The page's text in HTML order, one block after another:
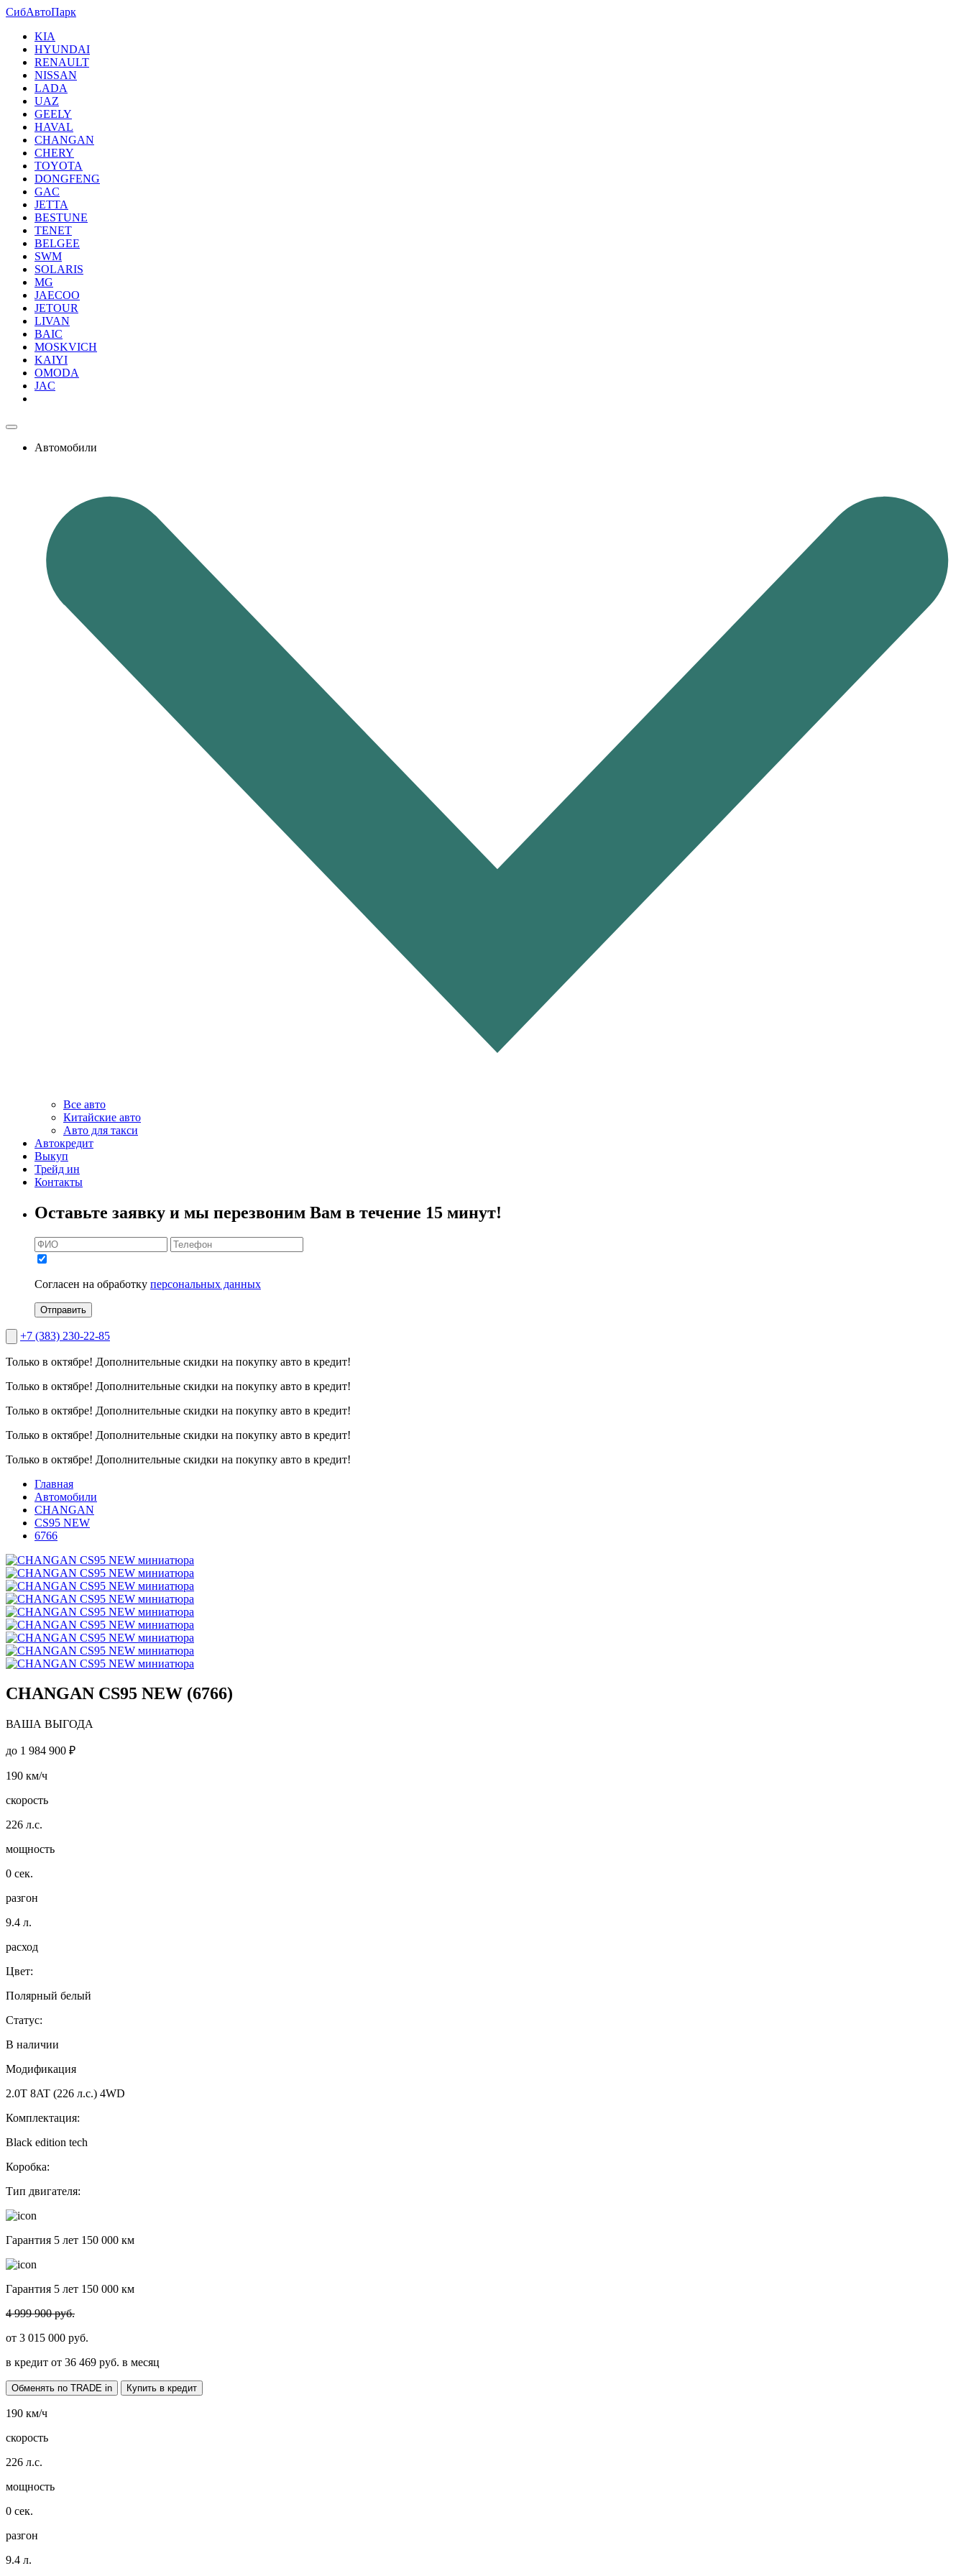
СибАвтоПарк
KIA
HYUNDAI
RENAULT
NISSAN
LADA
UAZ
GEELY
HAVAL
CHANGAN
CHERY
TOYOTA
DONGFENG
GAC
JETTA
BESTUNE
TENET
BELGEE
SWM
SOLARIS
MG
JAECOO
JETOUR
LIVAN
BAIC
MOSKVICH
KAIYI
OMODA
JAC
Автомобили
Все авто
Китайские авто
Авто для такси
Автокредит
Выкуп
Трейд ин
Контакты
Оставьте заявку и мы перезвоним Вам в течение 15 минут!
Согласен на обработку персональных данных
Отправить
+7 (383) 230-22-85
Только в октябре! Дополнительные скидки на покупку авто в кредит!
Только в октябре! Дополнительные скидки на покупку авто в кредит!
Только в октябре! Дополнительные скидки на покупку авто в кредит!
Только в октябре! Дополнительные скидки на покупку авто в кредит!
Только в октябре! Дополнительные скидки на покупку авто в кредит!
Главная
Автомобили
CHANGAN
CS95 NEW
6766
CHANGAN CS95 NEW (6766)
ВАША ВЫГОДА
до 1 984 900 ₽
190 км/ч
скорость
226 л.с.
мощность
0 сек.
разгон
9.4 л.
расход
Цвет:
Полярный белый
Статус:
В наличии
Модификация
2.0T 8AT (226 л.с.) 4WD
Комплектация:
Black edition tech
Коробка:
Тип двигателя:
Гарантия 5 лет 150 000 км
Гарантия 5 лет 150 000 км
4 999 900 руб.
от 3 015 000 руб.
в кредит от 36 469 руб. в месяц
Обменять по TRADE in Купить в кредит
190 км/ч
скорость
226 л.с.
мощность
0 сек.
разгон
9.4 л.